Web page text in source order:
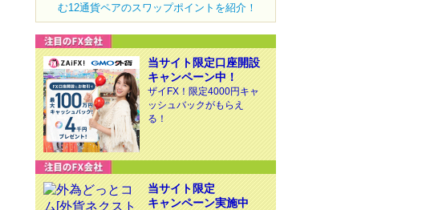
む12通貨ペアのスワップポイントを紹介！
当サイト限定口座開設
キャンペーン中！
ザイFX！限定4000円キャ
ッシュバックがもらえ
る！
当サイト限定
キャンペーン実施中